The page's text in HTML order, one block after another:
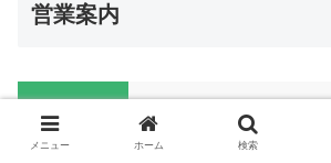
営業案内
メニュー ホーム 検索